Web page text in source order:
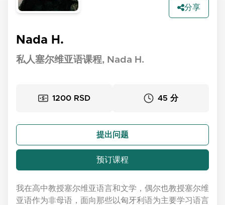
分享
Nada H.
私人塞尔维亚语课程, Nada H.
1200 RSD 45 分
提出问题
预订课程
我在高中教授塞尔维亚语言和文学，偶尔也教授塞尔维
亚语作为非母语，面向那些以匈牙利语为主要学习语言